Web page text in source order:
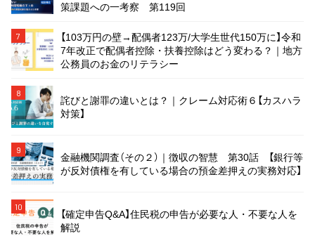
策課題への一考察 第119回
7
【103万円の壁→配偶者123万/大学生世代150万に】令和
7年改正で配偶者控除・扶養控除はどう変わる？｜地方
公務員のお金のリテラシー
8
詫びと謝罪の違いとは？｜クレーム対応術６【カスハラ
対策】
9
金融機関調査（その２）｜徴収の智慧 第30話 【銀行等
が反対債権を有している場合の預金差押えの実務対応】
10
【確定申告Q&A】住民税の申告が必要な人・不要な人を
解説